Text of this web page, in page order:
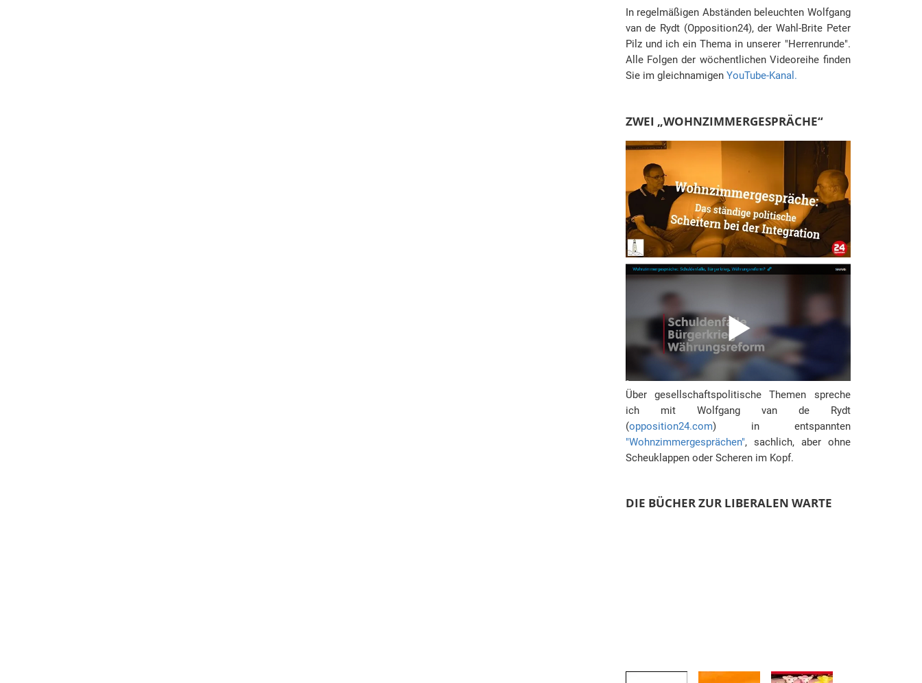
In regelmäßigen Abständen beleuchten Wolfgang
van de Rydt (Opposition24), der Wahl-Brite Peter
Pilz und ich ein Thema in unserer "Herrenrunde".
Alle Folgen der wöchentlichen Videoreihe finden
Sie im gleichnamigen YouTube-Kanal.
ZWEI „WOHNZIMMERGESPRÄCHE“
Über gesellschaftspolitische Themen spreche
ich mit Wolfgang van de Rydt
(opposition24.com) in entspannten
"Wohnzimmergesprächen", sachlich, aber ohne
Scheuklappen oder Scheren im Kopf.
DIE BÜCHER ZUR LIBERALEN WARTE